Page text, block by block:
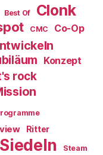
Best Of Clonk
CMC Co-Op
Konzept
rock
Ritter
Siedeln Steam